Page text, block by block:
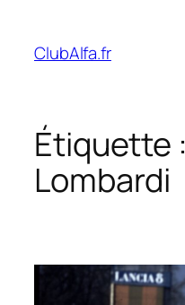
contenu
ClubAlfa.fr
Étiquette :
Lombardi